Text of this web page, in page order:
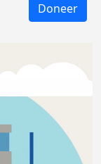
Doneer